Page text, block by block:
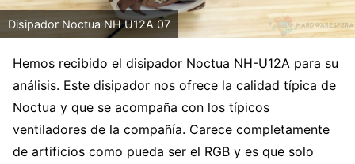
Disipador Noctua NH U12A 07
Hemos recibido el disipador Noctua NH-U12A para su
análisis. Este disipador nos ofrece la calidad típica de
Noctua y que se acompaña con los típicos
ventiladores de la compañía. Carece completamente
de artificios como pueda ser el RGB y es que solo